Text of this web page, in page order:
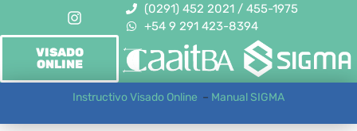
(0291) 452 2021 / 455-1975
+54 9 291 423-8394
VISADO
ONLINE
Instructivo Visado Online – Manual SIGMA